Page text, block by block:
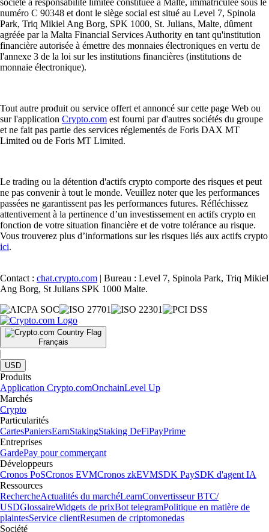
société à responsabilité limitée constituée à Malte, immatriculée sous le
numéro C 90348 et dont le siège social est situé au Level 7, Spinola
Park, Triq Mikiel Ang Borg, SPK 1000, St. Julians, Malte, dûment
agréée par la Malta Financial Services Authority en tant qu'institution
financière autorisée à émettre des monnaies électroniques en vertu de
l'annexe 3 de la loi sur les institutions financières (institutions de
monnaie électronique).
Tout autre produit ou service offert et annoncé sur cette page Web ou
sur l'application Crypto.com est fourni par d'autres sociétés du groupe
et ne fait pas partie des services réglementés de Foris DAX MT
Limited ou de Foris MT Limited.
Le trading ou la détention d'actifs crypto comporte des risques et peut
ne pas convenir à tout le monde. Veuillez noter que les performances
passées ne garantissent pas les performances futures. Réfléchissez
attentivement à la pertinence d’un investissement en actifs crypto en
fonction de votre situation financière et de votre tolérance au risque.
Vous trouverez plus d’informations sur les risques liés aux actifs crypto
ici.
Contact : chat.crypto.com | Bureau : Level 7, Spinola Park, Triq Mikiel
Ang Borg, St Julians SPK 1000 Malte.
Français
|
USD
Produits
Application Crypto.comOnchainLevel Up
Marchés
Crypto
Particularités
CartesPaniersEarnStakingStaking DeFiPayPrime
Entreprises
GardePay pour commerçant
Développeurs
Cronos PoSCronos EVMCronos zkEVMSDK PaySDK d'agent IA
Ressources
RechercheActualités du marchéLearnConvertisseur BTC/
USDGlossaireWidgets de prixBot telegramPolitique en matière de
plaintesService clientResumen de criptomonedas
Société